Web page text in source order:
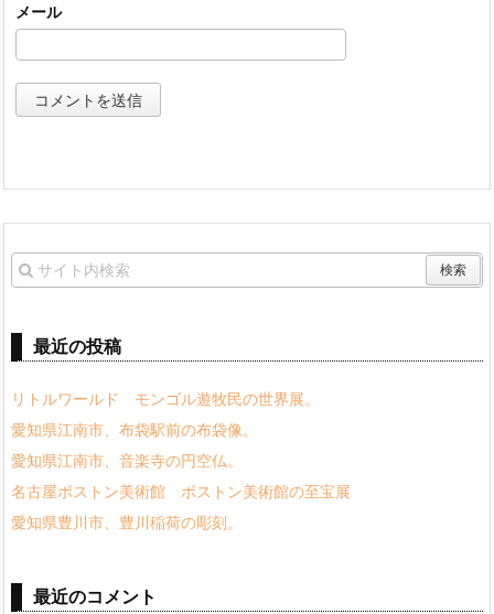
メール
最近の投稿
リトルワールド モンゴル遊牧民の世界展。
愛知県江南市、布袋駅前の布袋像。
愛知県江南市、音楽寺の円空仏。
名古屋ボストン美術館 ボストン美術館の至宝展
愛知県豊川市、豊川稲荷の彫刻。
最近のコメント